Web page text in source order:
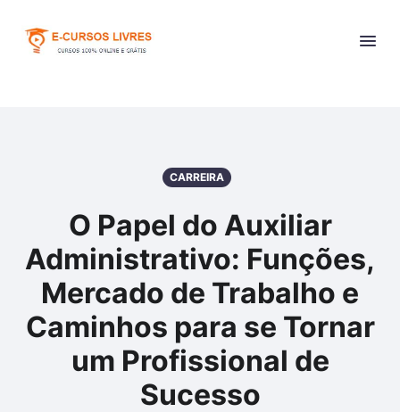
CARREIRA
O Papel do Auxiliar
Administrativo: Funções,
Mercado de Trabalho e
Caminhos para se Tornar
um Profissional de
Sucesso